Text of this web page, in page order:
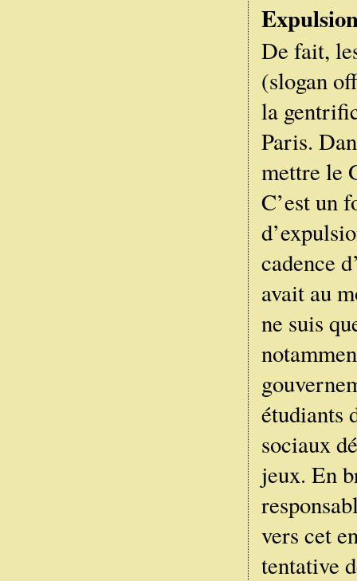
De fait,
(slogan
la
Paris.
mettre le
C’est un
cadence
avait au
ne suis
étudiants
sociaux
jeux. En
vers cet
tentative